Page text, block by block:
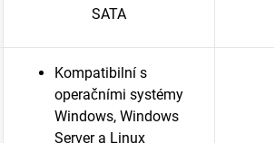
SATA
Kompatibilní s
operačními systémy
Windows, Windows
Server a Linux